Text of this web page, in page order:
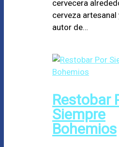
cervecera
cerveza artesanal
autor de…
Restobar
Siempre
Bohemios